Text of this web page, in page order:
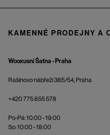
KAMENNÉ PRODEJNY A
Wooxusní Šatna - Praha
Rašínovo nábřeží 385/54, Praha
+420 775 855 578
Po-Pá: 10:00 - 19:00
So: 10:00 - 18:00